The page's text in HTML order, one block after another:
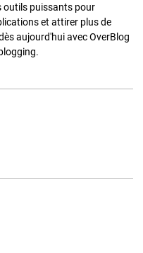
outils puissants pour
et attirer plus de
aujourd'hui avec OverBlog